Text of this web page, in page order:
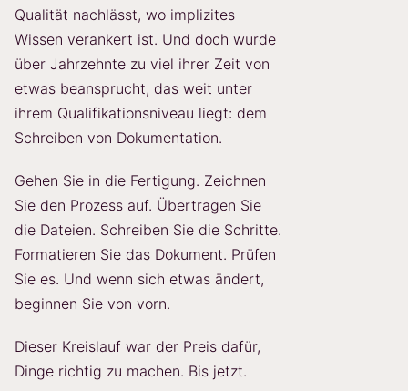
Qualität nachlässt, wo implizites
Wissen verankert ist. Und doch wurde
über Jahrzehnte zu viel ihrer Zeit von
etwas beansprucht, das weit unter
ihrem Qualifikationsniveau liegt: dem
Schreiben von Dokumentation.
Gehen Sie in die Fertigung. Zeichnen
Sie den Prozess auf. Übertragen Sie
die Dateien. Schreiben Sie die Schritte.
Formatieren Sie das Dokument. Prüfen
Sie es. Und wenn sich etwas ändert,
beginnen Sie von vorn.
Dieser Kreislauf war der Preis dafür,
Dinge richtig zu machen. Bis jetzt.